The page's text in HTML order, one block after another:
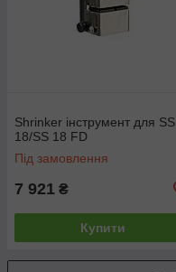
Shrinker інструмент для SS
18/SS 18 FD
Під замовлення
7 921 ₴
Купити